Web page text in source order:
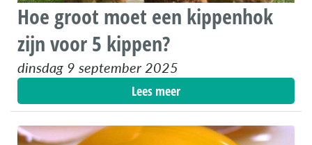
Hoe groot moet een kippenhok
zijn voor 5 kippen?
dinsdag 9 september 2025
Lees meer